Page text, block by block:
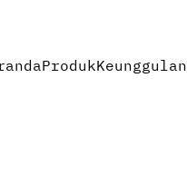
ProdukKeunggulan